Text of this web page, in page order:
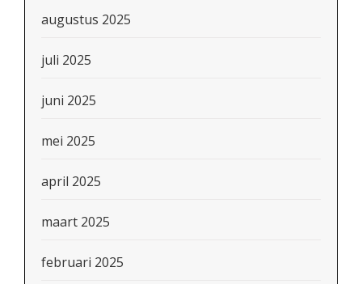
augustus 2025
juli 2025
juni 2025
mei 2025
april 2025
maart 2025
februari 2025